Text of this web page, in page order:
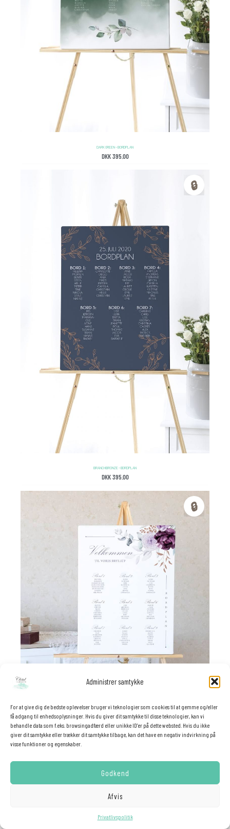
Administrer samtykke
For at give dig de bedste oplevelser bruger vi teknologier som cookies til at gemme og/eller
få adgang til enhedsoplysninger. Hvis du giver dit samtykke til disse teknologier, kan vi
behandle data som f.eks. browsingadfærd eller unikke ID'er på dette websted. Hvis du ikke
giver dit samtykke eller trækker dit samtykke tilbage, kan det have en negativ indvirkning på
visse funktioner og egenskaber.
Godkend
Afvis
Privatlivspolitik
DARK GREEN – BORDPLAN
DKK395.00
🔒
BRANCH BRONZE – BORDPLAN
DKK395.00
🔒
DKK395.00
Hemmelig rabat ❤️